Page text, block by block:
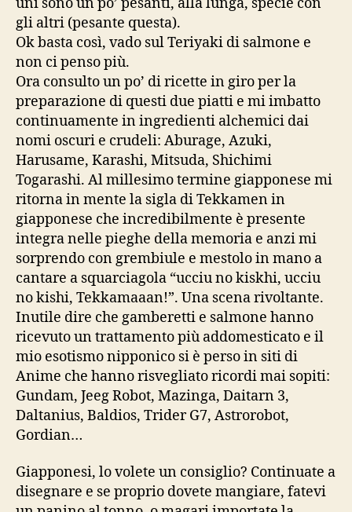
gli altri (pesante questa).
Ok basta così, vado sul Teriyaki di salmone e
non ci penso più.
Ora consulto un po’ di ricette in giro per la
preparazione di questi due piatti e mi imbatto
continuamente in ingredienti alchemici dai
nomi oscuri e crudeli: Aburage, Azuki,
Harusame, Karashi, Mitsuda, Shichimi
Togarashi. Al millesimo termine giapponese mi
ritorna in mente la sigla di Tekkamen in
giapponese che incredibilmente è presente
integra nelle pieghe della memoria e anzi mi
sorprendo con grembiule e mestolo in mano a
cantare a squarciagola “ucciu no kiskhi, ucciu
no kishi, Tekkamaaan!”. Una scena rivoltante.
Inutile dire che gamberetti e salmone hanno
ricevuto un trattamento più addomesticato e il
mio esotismo nipponico si è perso in siti di
Anime che hanno risvegliato ricordi mai sopiti:
Gundam, Jeeg Robot, Mazinga, Daitarn 3,
Daltanius, Baldios, Trider G7, Astrorobot,
Gordian…
Giapponesi, lo volete un consiglio? Continuate a
disegnare e se proprio dovete mangiare, fatevi